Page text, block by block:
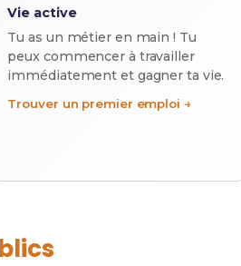
Vie active
Tu as un métier en main ! Tu
peux commencer à travailler
immédiatement et gagner ta vie.
Trouver un premier emploi →